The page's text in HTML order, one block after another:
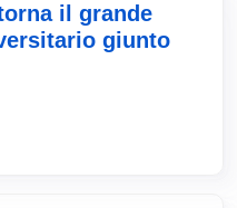
il grande
giunto